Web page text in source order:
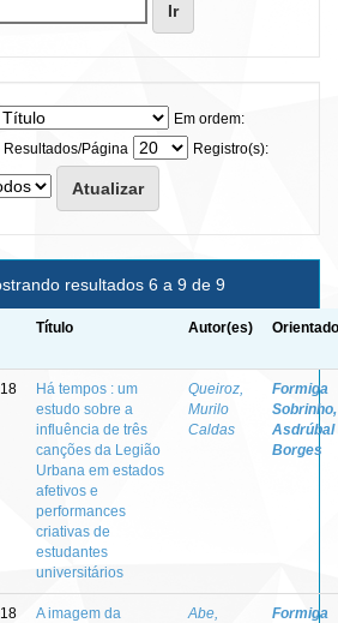
Em ordem:
Resultados/Página
Registro(s):
resultados 6 a 9 de 9
Título Autor(es)
Há tempos : um
estudo sobre a
influência de três
canções da Legião
Urbana em estados
afetivos e
performances
criativas de
estudantes
universitários
Queiroz,
Murilo
Caldas
Formiga
Sobrinho,
Asdrúbal
Borges
A imagem da
Abe,
Formiga